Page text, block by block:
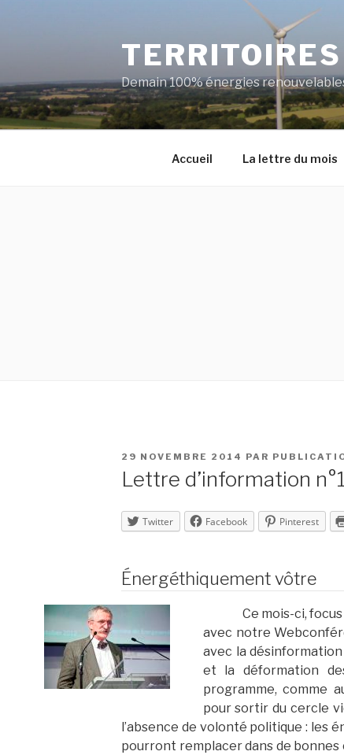
Demain 100% énergies
Accueil La lettre du mois
PUBLIÉ
29 NOVEMBRE 2014 PAR
Lettre d’information
Twitter Facebook Pinterest
Énergéthiquement vôtre
Ce mois-ci,
avec notre
avec la
et la déformation
programme, comme
pour sortir du cercle
l’absence de volonté politique : les
pourront remplacer dans de